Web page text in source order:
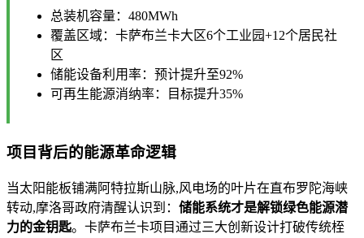
总装机容量：480MWh
覆盖区域：卡萨布兰卡大区6个工业园+12个居民社
区
储能设备利用率：预计提升至92%
可再生能源消纳率：目标提升35%
项目背后的能源革命逻辑
当太阳能板铺满阿特拉斯山脉,风电场的叶片在直布罗陀海峡
转动,摩洛哥政府清醒认识到： 储能系统才是解锁绿色能源潜
力的金钥匙。卡萨布兰卡项目通过三大创新设计打破传统桎